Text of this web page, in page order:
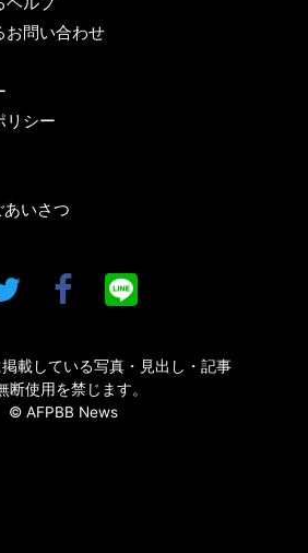
お問い合わせ
リシー
いさつ
載している写真・見出し・記事
断使用を禁じます。
© AFPBB News